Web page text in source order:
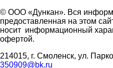
© ООО «Дункан». Вся
предоставленная на этом
носит информационный
офертой.
214015, г. Смоленск, ул.
350909@bk.ru